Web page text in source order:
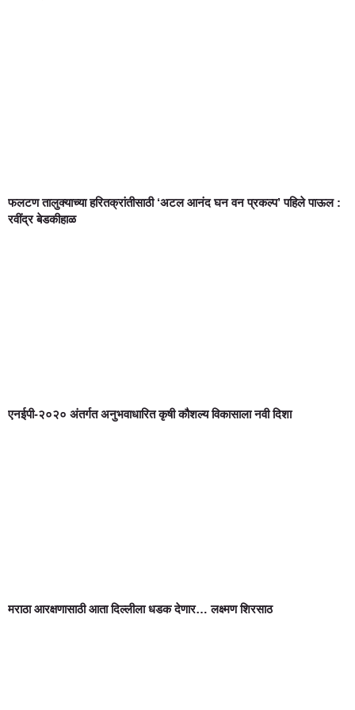
फलटण तालुक्याच्या हरितक्रांतीसाठी ‘अटल आनंद घन वन प्रकल्प’ पहिले पाऊल :
रवींद्र बेडकीहाळ
एनईपी-२०२० अंतर्गत अनुभवाधारित कृषी कौशल्य विकासाला नवी दिशा
मराठा आरक्षणासाठी आता दिल्लीला धडक देणार… लक्ष्मण शिरसाठ